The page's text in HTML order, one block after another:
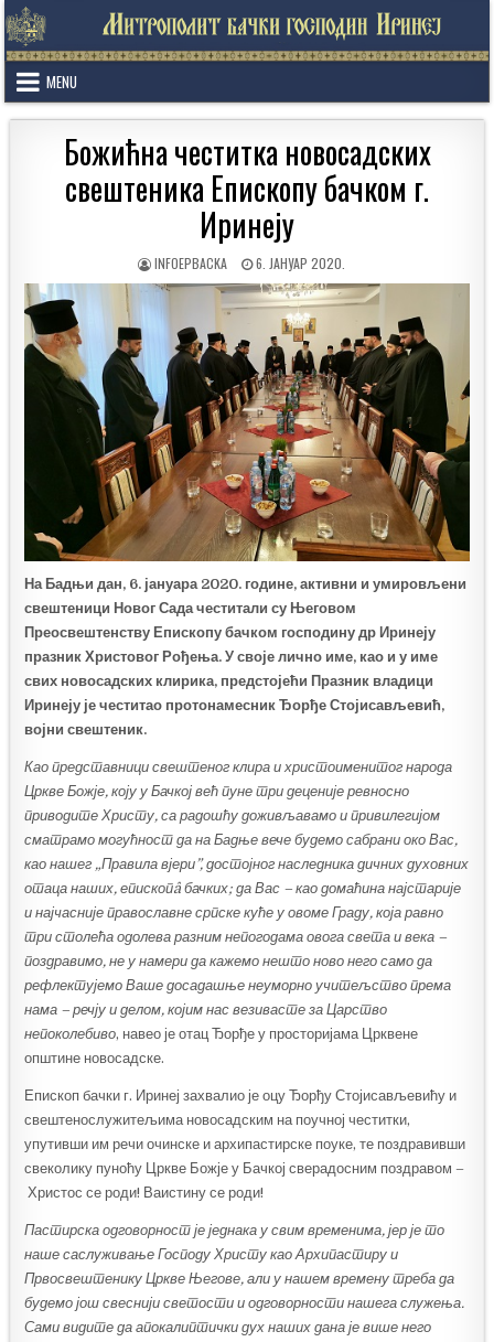
Skip
to
content
MENU
Божићна честитка новосадских
свештеника Епископу бачком г.
Иринеју
AUTHOR:
INFOEPBACKA
PUBLISHED
DATE:
6. ЈАНУАР 2020.
На Бадњи дан, 6. јануара 2020. године, активни и умировљени
свештеници Новог Сада честитали су Његовом
Преосвештенству Епископу бачком господину др Иринеју
празник Христовог Рођења. У своје лично име, као и у име
свих новосадских клирика, предстојећи Празник владици
Иринеју је честитао протонамесник Ђорђе Стојисављевић,
војни свештеник.
Као представници свештеног клира и христоименитог народа
Цркве Божје, коју у Бачкој већ пуне три деценије ревносно
приводите Христу, са радошћу доживљавамо и привилегијом
сматрамо могућност да на Бадње вече будемо сабрани око Вас,
као нашег „Правила вјери”, достојног наследника дичних духовних
отаца наших, епископâ бачких; да Вас – као домаћина најстарије
и најчасније православне српске куће у овоме Граду, која равно
три столећа одолева разним непогодама овога света и века –
поздравимо, не у намери да кажемо нешто ново него само да
рефлектујемо Ваше досадашње неуморно учитељство према
нама – речју и делом, којим нас везивасте за Царство
непоколебиво, навео је отац Ђорђе у просторијама Црквене
општине новосадске.
Епископ бачки г. Иринеј захвалио је оцу Ђорђу Стојисављевићу и
свештенослужитељима новосадским на поучној честитки,
упутивши им речи очинске и архипастирске поуке, те поздравивши
свеколику пуноћу Цркве Божје у Бачкој сверадосним поздравом –
Христос се роди! Ваистину се роди!
Пастирска одговорност је једнака у свим временима, јер је то
наше саслуживање Господу Христу као Архипастиру и
Првосвештенику Цркве Његове, али у нашем времену треба да
будемо још свеснији светости и одговорности нашега служења.
Сами видите да апокалиптички дух наших дана је више него